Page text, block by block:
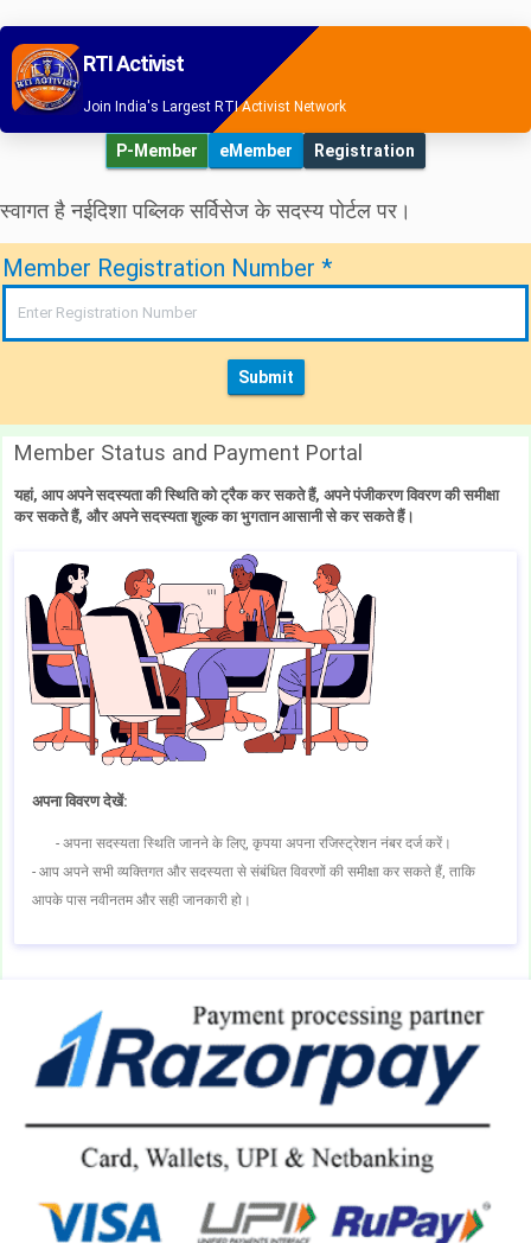
RTI Activist
Join India's Largest RTI Activist Network
P-Member eMember Registration
स्वागत है नईदिशा पब्लिक सर्विसेज के सदस्य पोर्टल पर।
Member Registration Number *
Member Status and Payment Portal
यहां, आप अपने सदस्यता की स्थिति को ट्रैक कर सकते हैं, अपने पंजीकरण विवरण की समीक्षा
कर सकते हैं, और अपने सदस्यता शुल्क का भुगतान आसानी से कर सकते हैं।
अपना विवरण देखें:
- अपना सदस्यता स्थिति जानने के लिए, कृपया अपना रजिस्ट्रेशन नंबर दर्ज करें।
- आप अपने सभी व्यक्तिगत और सदस्यता से संबंधित विवरणों की समीक्षा कर सकते हैं, ताकि
आपके पास नवीनतम और सही जानकारी हो।